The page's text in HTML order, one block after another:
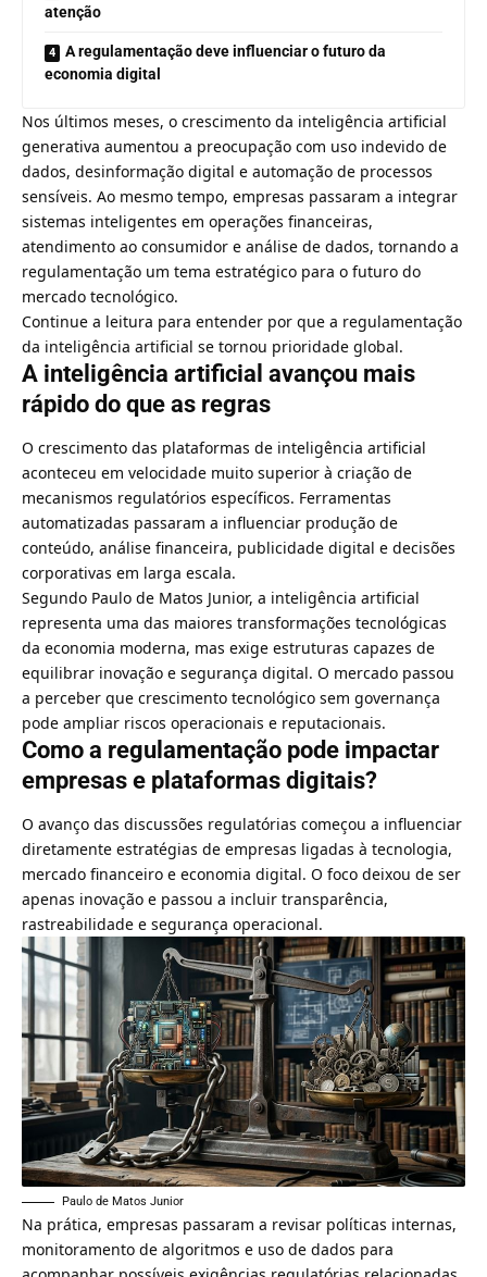
atenção
A regulamentação deve influenciar o futuro da
economia digital
Nos últimos meses, o crescimento da inteligência artificial
generativa aumentou a preocupação com uso indevido de
dados, desinformação digital e automação de processos
sensíveis. Ao mesmo tempo, empresas passaram a integrar
sistemas inteligentes em operações financeiras,
atendimento ao consumidor e análise de dados, tornando a
regulamentação um tema estratégico para o futuro do
mercado tecnológico.
Continue a leitura para entender por que a regulamentação
da inteligência artificial se tornou prioridade global.
A inteligência artificial avançou mais
rápido do que as regras
O crescimento das plataformas de inteligência artificial
aconteceu em velocidade muito superior à criação de
mecanismos regulatórios específicos. Ferramentas
automatizadas passaram a influenciar produção de
conteúdo, análise financeira, publicidade digital e decisões
corporativas em larga escala.
Segundo Paulo de Matos Junior, a inteligência artificial
representa uma das maiores transformações tecnológicas
da economia moderna, mas exige estruturas capazes de
equilibrar inovação e segurança digital. O mercado passou
a perceber que crescimento tecnológico sem governança
pode ampliar riscos operacionais e reputacionais.
Como a regulamentação pode impactar
empresas e plataformas digitais?
O avanço das discussões regulatórias começou a influenciar
diretamente estratégias de empresas ligadas à tecnologia,
mercado financeiro e economia digital. O foco deixou de ser
apenas inovação e passou a incluir transparência,
rastreabilidade e segurança operacional.
Paulo de Matos Junior
Na prática, empresas passaram a revisar políticas internas,
monitoramento de algoritmos e uso de dados para